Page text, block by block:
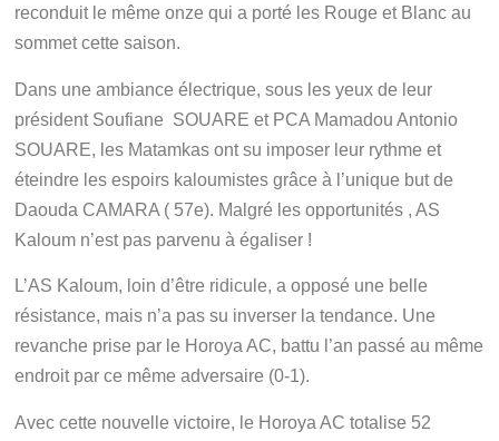
reconduit le même onze qui a porté les Rouge et Blanc au
sommet cette saison.
Dans une ambiance électrique, sous les yeux de leur
président Soufiane SOUARE et PCA Mamadou Antonio
SOUARE, les Matamkas ont su imposer leur rythme et
éteindre les espoirs kaloumistes grâce à l’unique but de
Daouda CAMARA ( 57e). Malgré les opportunités , AS
Kaloum n’est pas parvenu à égaliser !
L’AS Kaloum, loin d’être ridicule, a opposé une belle
résistance, mais n’a pas su inverser la tendance. Une
revanche prise par le Horoya AC, battu l’an passé au même
endroit par ce même adversaire (0-1).
Avec cette nouvelle victoire, le Horoya AC totalise 52